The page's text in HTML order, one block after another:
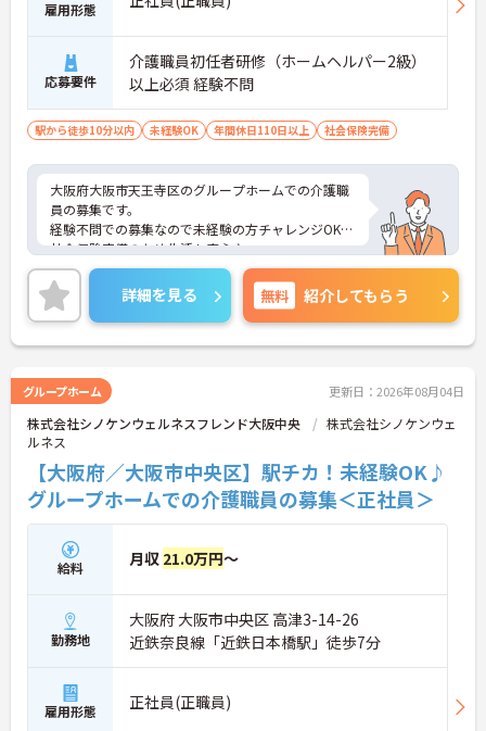
雇用形態
応募要件
介護職員初任者研修（ホームヘルパー2級）
以上必須 経験不問
駅から徒歩10分以内 未経験OK 年間休日110日以上 社会保険完備
大阪府大阪市天王寺区のグループホームでの介護職
員の募集です。
経験不問での募集なので未経験の方チャレンジOK！
社会保険完備のため生活も安心♪
ご興味のある方は、面接のポイントをお伝えします
のでお気軽にお問い合せください。
詳細を見る 無料 紹介してもらう
グループホーム 更新日：2026年08月04日
株式会社シノケンウェルネスフレンド大阪中央
株式会社シノケンウェ
ルネス
【大阪府／大阪市中央区】駅チカ！未経験OK♪
グループホームでの介護職員の募集＜正社員＞
給料 月収 21.0万円～
勤務地
大阪府 大阪市中央区 高津3-14-26
近鉄奈良線「近鉄日本橋駅」徒歩7分
雇用形態 正社員(正職員)